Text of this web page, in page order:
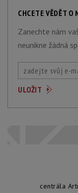
CHCETE VĚDĚT O
Zanechte nám
neunikne žádná
centrála